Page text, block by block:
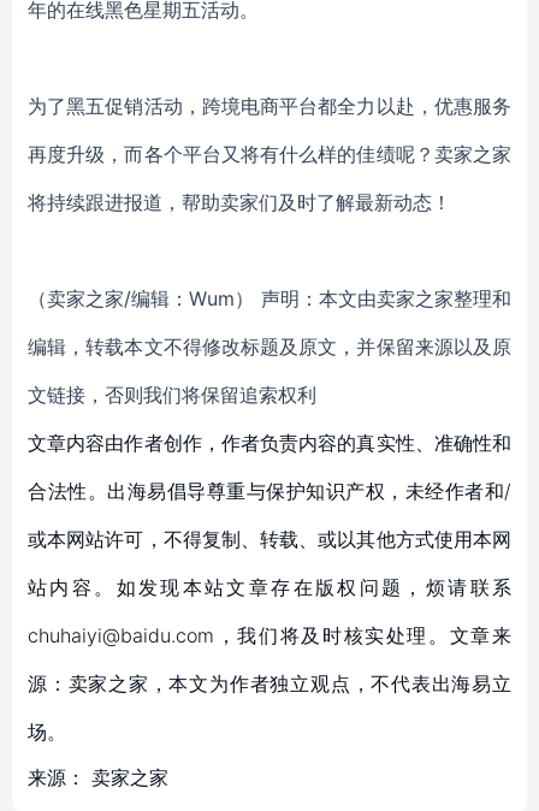
年的在线黑色星期五活动。
为了黑五促销活动，跨境电商平台都全力以赴，优惠服务
再度升级，而各个平台又将有什么样的佳绩呢？卖家之家
将持续跟进报道，帮助卖家们及时了解最新动态！
（卖家之家/编辑：Wum） 声明：本文由卖家之家整理和
编辑，转载本文不得修改标题及原文，并保留来源以及原
文链接，否则我们将保留追索权利
文章内容由作者创作，作者负责内容的真实性、准确性和
合法性。出海易倡导尊重与保护知识产权，未经作者和/
或本网站许可，不得复制、转载、或以其他方式使用本网
站内容。如发现本站文章存在版权问题，烦请联系
chuhaiyi@baidu.com，我们将及时核实处理。文章来
源：卖家之家，本文为作者独立观点，不代表出海易立
场。
来源： 卖家之家